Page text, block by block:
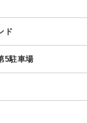
ド
5駐車場